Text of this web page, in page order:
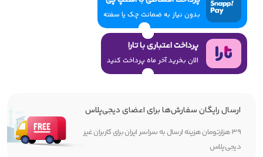
بدون نیاز به ضمانت چک یا سفته
پرداخت اعتباری با تارا
الان بخرید آخر ماه پرداخت کنید
ارسال رایگان سفارش‌ها برای اعضای دیجی‌پلاس
۳۹ هزارتومان هزینه ارسال به سراسر ایران برای کاربران غیر
دیجی‌پلاس